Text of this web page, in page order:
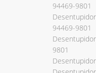
94469-9801
94469-9801
9801